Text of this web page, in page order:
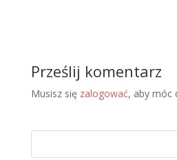
Prześlij komentarz
Musisz się zalogować, aby móc